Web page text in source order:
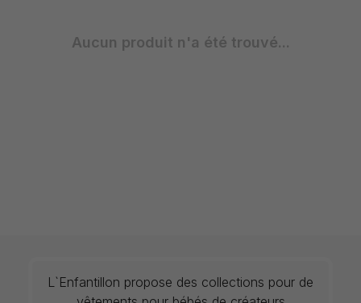
Aucun produit n'a été trouvé...
L`Enfantillon propose des collections pour de